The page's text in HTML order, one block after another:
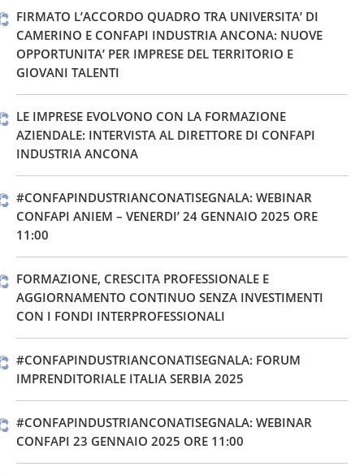
FIRMATO L’ACCORDO QUADRO TRA UNIVERSITA’ DI
CAMERINO E CONFAPI INDUSTRIA ANCONA: NUOVE
OPPORTUNITA’ PER IMPRESE DEL TERRITORIO E
GIOVANI TALENTI
LE IMPRESE EVOLVONO CON LA FORMAZIONE
AZIENDALE: INTERVISTA AL DIRETTORE DI CONFAPI
INDUSTRIA ANCONA
#CONFAPINDUSTRIANCONATISEGNALA: WEBINAR
CONFAPI ANIEM – VENERDI’ 24 GENNAIO 2025 ORE
11:00
FORMAZIONE, CRESCITA PROFESSIONALE E
AGGIORNAMENTO CONTINUO SENZA INVESTIMENTI
CON I FONDI INTERPROFESSIONALI
#CONFAPINDUSTRIANCONATISEGNALA: FORUM
IMPRENDITORIALE ITALIA SERBIA 2025
#CONFAPINDUSTRIANCONATISEGNALA: WEBINAR
CONFAPI 23 GENNAIO 2025 ORE 11:00